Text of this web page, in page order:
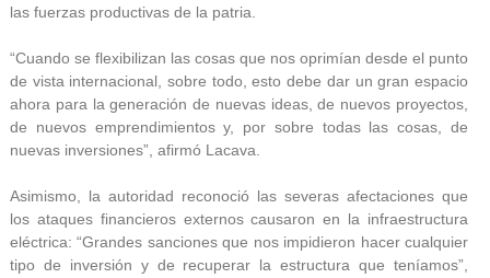
las fuerzas productivas de la patria.
“Cuando se flexibilizan las cosas que nos oprimían desde el punto
de vista internacional, sobre todo, esto debe dar un gran espacio
ahora para la generación de nuevas ideas, de nuevos proyectos,
de nuevos emprendimientos y, por sobre todas las cosas, de
nuevas inversiones”, afirmó Lacava.
Asimismo, la autoridad reconoció las severas afectaciones que
los ataques financieros externos causaron en la infraestructura
eléctrica: “Grandes sanciones que nos impidieron hacer cualquier
tipo de inversión y de recuperar la estructura que teníamos”,